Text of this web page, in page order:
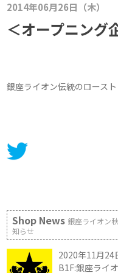
2014年06月26日（木）
＜オープニング
銀座ライオン伝統のロースト
Shop News 銀座ライオン
知らせ
2020年11月24
B1F:銀座ライ